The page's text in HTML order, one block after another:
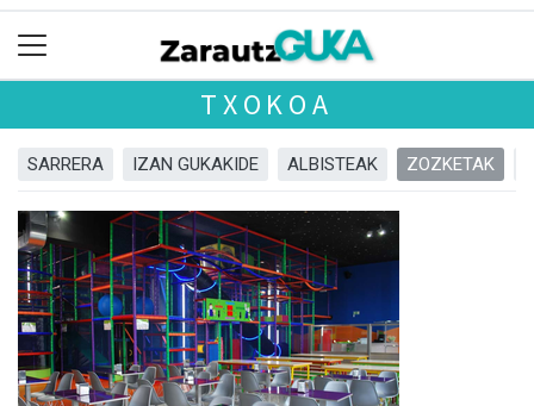
TXOKOA
SARRERA IZAN GUKAKIDE ALBISTEAK ZOZKETAK